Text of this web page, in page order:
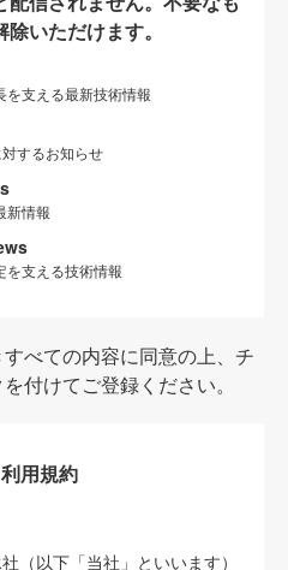
いただけます。
を支える最新技術情報
するお知らせ
新情報
を支える技術情報
べての内容に同意の上、チ
付けてご登録ください。
用規約
（以下「当社」といいます）